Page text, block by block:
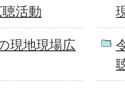
活動
現地現場広